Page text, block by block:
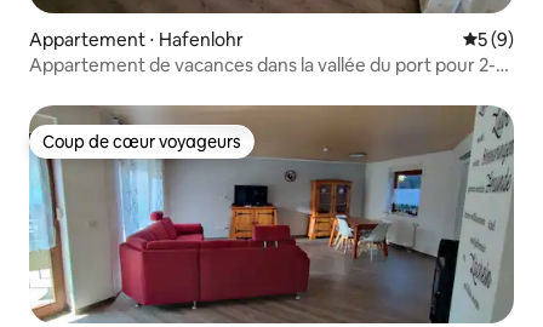
Appartement ⋅ Hafenlohr
5 (9)
Appartement de vacances dans la vallée du port pour 2-3
Coup de cœur voyageurs
Coup de cœur voyageurs